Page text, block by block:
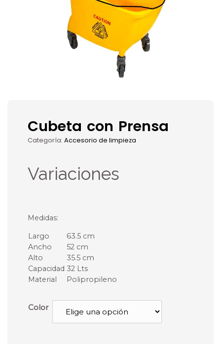
Cubeta con Prensa
Categoría: Accesorio de limpieza
Variaciones
Medidas:
Largo
63.5 cm
Ancho
52 cm
Alto
35.5 cm
Capacidad 32 Lts
Material
Polipropileno
Color